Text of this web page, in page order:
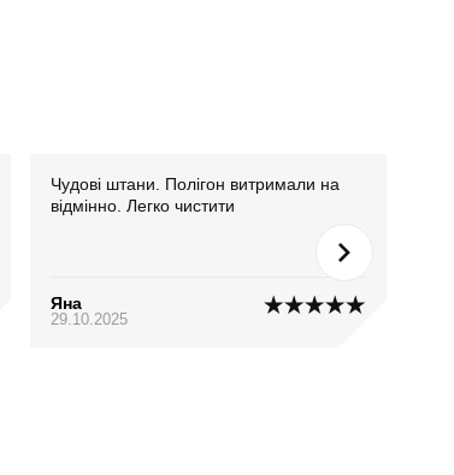
Чудові штани. Полігон витримали на
відмінно. Легко чистити
Яна
29.10.2025